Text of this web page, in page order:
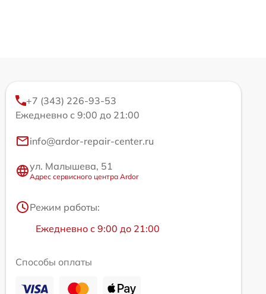
+7 (343) 226-93-53
Ежедневно с 9:00 до 21:00
info@ardor-repair-center.ru
ул. Малышева, 51
Адрес сервисного центра Ardor
Режим работы:
Ежедневно с 9:00 до 21:00
Способы оплаты